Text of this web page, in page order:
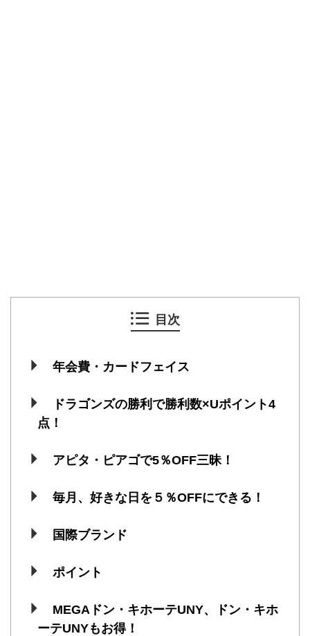
目次
年会費・カードフェイス
ドラゴンズの勝利で勝利数×Uポイント4
点！
アピタ・ピアゴで5％OFF三昧！
毎月、好きな日を５％OFFにできる！
国際ブランド
ポイント
MEGAドン・キホーテUNY、ドン・キホ
ーテUNYもお得！